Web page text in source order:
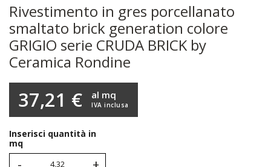
Rivestimento in gres porcellanato
smaltato brick generation colore
GRIGIO serie CRUDA BRICK by
Ceramica Rondine
37,21 € IVA inclusa
al mq
Inserisci quantità in
mq